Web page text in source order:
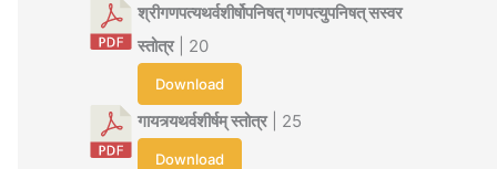
श्रीगणपत्यथर्वशीर्षोपनिषत् गणपत्युपनिषत् सस्वर
स्तोत्र| 20
Download
गायत्र्यथर्वशीर्षम् स्तोत्र| 25
Download